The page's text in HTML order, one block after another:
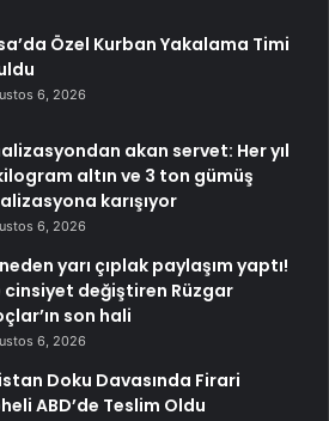
Özel Kurban Yakalama Timi
6, 2026
akan servet: Her yıl
altın ve 3 ton gümüş
karışıyor
6, 2026
yarı çıplak paylaşım yaptı!
cinsiyet değiştiren Rüzgar
son hali
6, 2026
Doku Davasında Firari
ABD’de Teslim Oldu